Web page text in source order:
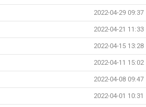
2022-04-29 09:37
2022-04-21 11:33
2022-04-15 13:28
2022-04-11 15:02
2022-04-08 09:47
2022-04-01 10:31